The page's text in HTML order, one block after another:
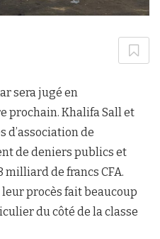
sera jugé en
prochain. Khalifa Sall et
d’association de
de deniers publics et
milliard de francs CFA.
leur procès fait beaucoup
du côté de la classe